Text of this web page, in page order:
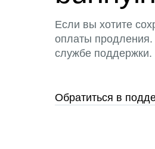
Если вы хотите
оплаты продления.
службе поддержки.
Обратиться в